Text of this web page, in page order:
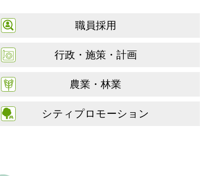
職員採用
行政・施策・計画
農業・林業
シティプロモーション